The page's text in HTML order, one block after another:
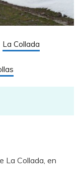
La Collada
La Collada, en